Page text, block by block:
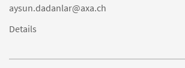
aysun.dadanlar@axa.ch
Details